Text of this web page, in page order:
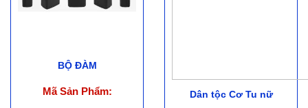
BỘ ĐÀM
Mã Sản Phẩm:
Dân tộc Cơ Tu nữ